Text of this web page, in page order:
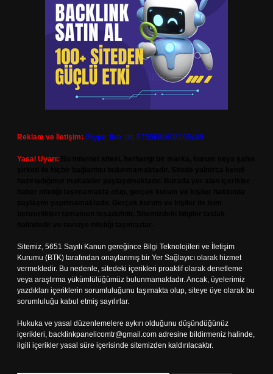
Reklam ve İletişim: Skype: live:.cid.575569c608265c69
Yasal Uyarı:
Sitemiz, 5651 Sayılı Kanun gereğince Bilgi Teknolojileri ve İletişim
Kurumu (BTK) tarafından onaylanmış bir Yer Sağlayıcı olarak hizmet
vermektedir. Bu nedenle, sitedeki içerikleri proaktif olarak denetleme
veya araştırma yükümlülüğümüz bulunmamaktadır. Ancak, üyelerimiz
yazdıkları içeriklerin sorumluluğunu taşımakta olup, siteye üye olarak bu
sorumluluğu kabul etmiş sayılırlar.
Hukuka ve yasal düzenlemelere aykırı olduğunu düşündüğünüz
içerikleri, backlinkpanelicomtr@gmail.com adresine bildirmeniz halinde,
ilgili içerikler yasal süre içerisinde sitemizden kaldırılacaktır.